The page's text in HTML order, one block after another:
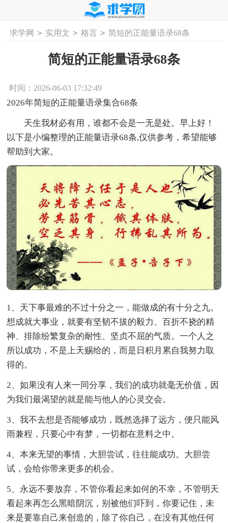
首页 工作计划 活动计划 学习计划
求学网 > 实用文 > 格言 > 简短的正能量语录68条
简短的正能量语录68条
时间：2026-06-03 17:32:49
2026年简短的正能量语录集合68条
天生我材必有用，谁都不会是一无是处。早上好！
以下是小编整理的正能量语录68条,仅供参考，希望能够
帮助到大家。
1、天下事最难的不过十分之一，能做成的有十分之九。
想成就大事业，就要有坚韧不拔的毅力、百折不挠的精
神、排除纷繁复杂的耐性、坚贞不屈的气质。一个人之
所以成功，不是上天赐给的，而是日积月累自我努力取
得的。
2、如果没有人来一同分享，我们的成功就毫无价值，因
为我们最渴望的就是能与他人的心灵交会。
3、我不去想是否能够成功，既然选择了远方，便只能风
雨兼程，只要心中有梦，一切都在意料之中。
4、本来无望的事情，大胆尝试，往往能成功。大胆尝
试，会给你带来更多的机会。
5、永远不要放弃，不管你看起来如何的不幸，不管明天
看起来再怎么黑暗阴沉，别被他们吓到，你要记住，未
来是要靠自己来创造的，除了你自己，在没有其他任何